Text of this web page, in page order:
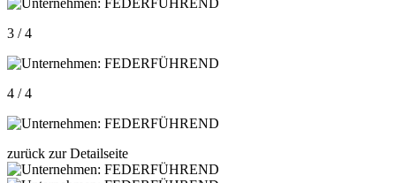
3 / 4
4 / 4
zurück zur Detailseite